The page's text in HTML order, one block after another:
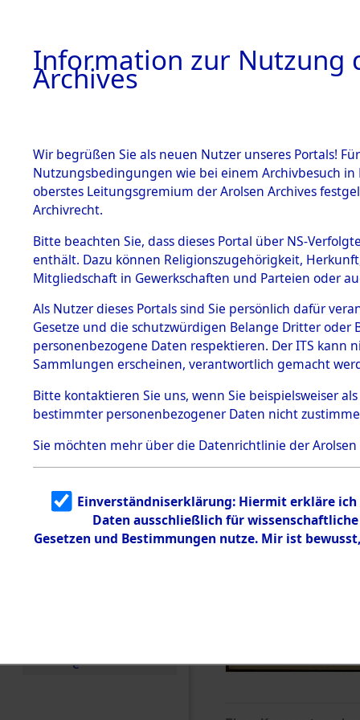
BESTÄNDE
1.
mente
5. Verschiedenes
5.3
Todesmärsche
5.3.1 Alliierte
Erhebungen
zu
Todesmärsch
en
5.3.2
Identifizierun
g
5.3.3
Todesmärsch
e
0050
Information zur Nutzung
Archives
Wir begrüßen Sie als neuen Nutzer unseres Portals!
Nutzungsbedingungen wie bei einem Archivbesuch
oberstes Leitungsgremium der Arolsen Archives
Archivrecht.
Bitte beachten Sie, dass dieses Portal über NS-
enthält. Dazu können Religionszugehörigkeit,
Mitgliedschaft in Gewerkschaften und Parteien oder
Als Nutzer dieses Portals sind Sie persönlich dafür
Gesetze und die schutzwürdigen Belange Dritter
personenbezogene Daten respektieren. Der ITS
Sammlungen erscheinen, verantwortlich gemacht
Bitte kontaktieren Sie uns, wenn Sie beispielsweiser
bestimmter personenbezogener Daten nicht
Sie möchten mehr über die Datenrichtlinie der Arolsen
Einverständniserklärung: Hiermit erkläre
Daten ausschließlich für
Gesetzen und Bestimmungen nutze. Mir ist